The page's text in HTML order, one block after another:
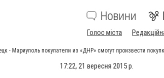
Новини
Голос міста
- Мариуполь покупатели из «ДНР» смогут произвести
17:22, 21 вересня 2015 р.